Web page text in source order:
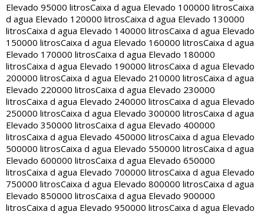
Elevado 95000 litrosCaixa d agua Elevado 100000 litrosCaixa
d agua Elevado 120000 litrosCaixa d agua Elevado 130000
litrosCaixa d agua Elevado 140000 litrosCaixa d agua Elevado
150000 litrosCaixa d agua Elevado 160000 litrosCaixa d agua
Elevado 170000 litrosCaixa d agua Elevado 180000
litrosCaixa d agua Elevado 190000 litrosCaixa d agua Elevado
200000 litrosCaixa d agua Elevado 210000 litrosCaixa d agua
Elevado 220000 litrosCaixa d agua Elevado 230000
litrosCaixa d agua Elevado 240000 litrosCaixa d agua Elevado
250000 litrosCaixa d agua Elevado 300000 litrosCaixa d agua
Elevado 350000 litrosCaixa d agua Elevado 400000
litrosCaixa d agua Elevado 450000 litrosCaixa d agua Elevado
500000 litrosCaixa d agua Elevado 550000 litrosCaixa d agua
Elevado 600000 litrosCaixa d agua Elevado 650000
litrosCaixa d agua Elevado 700000 litrosCaixa d agua Elevado
750000 litrosCaixa d agua Elevado 800000 litrosCaixa d agua
Elevado 850000 litrosCaixa d agua Elevado 900000
litrosCaixa d agua Elevado 950000 litrosCaixa d agua Elevado